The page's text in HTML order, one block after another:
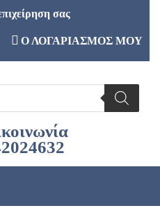
σας
Ο ΛΟΓΑΡΙΑΣΜΟΣ ΜΟΥ